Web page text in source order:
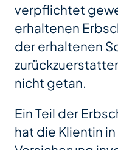
verpflichtet
erhaltenen
der erhaltenen
nicht getan.
Ein Teil der
hat die Klientin